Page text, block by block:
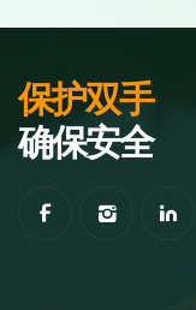
保护双手
确保安全